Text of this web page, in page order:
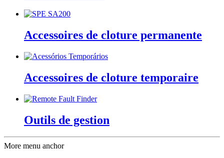
Accessoires de cloture permanente
Accessoires de cloture temporaire
Outils de gestion
More menu anchor